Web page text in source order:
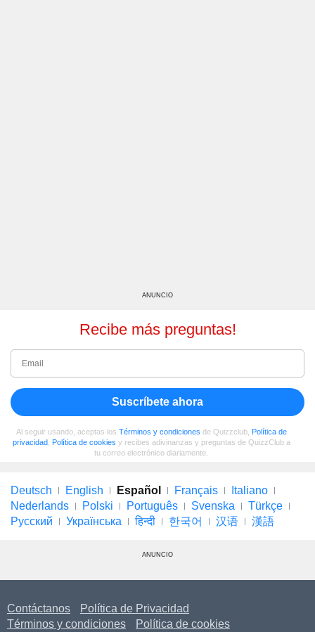
ANUNCIO
Recibe más preguntas!
Suscríbete ahora
Al seguir usando, aceptas los Términos y condiciones de Quizzclub, Política de
privacidad, Política de cookies y recibes adivinanzas y preguntas de QuizzClub a
tu correo electrónico diariamente.
Deutsch English Español Français
Italiano
Nederlands
Polski Português Svenska
Türkçe
Русский
Українська हिन्दी 한국어 汉语 漢語
ANUNCIO
Contáctanos
Política de Privacidad
Términos y condiciones
Política de cookies